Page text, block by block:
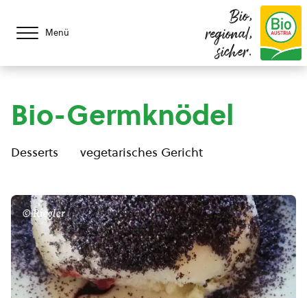
Menü
Bio,
regional,
sicher.
Bio-Germknödel
Desserts vegetarisches Gericht
© Riegler